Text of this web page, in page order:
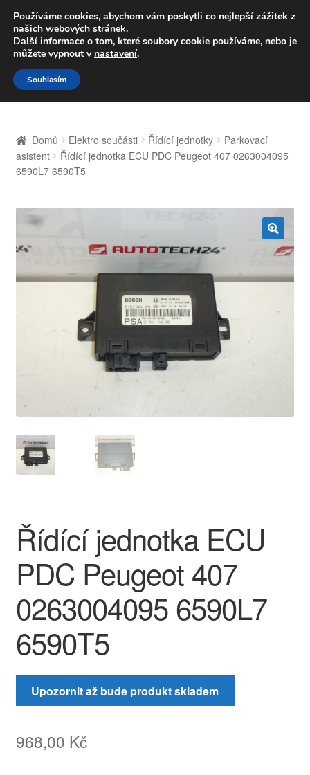
DOPRAVA od 139,-Kč
Volejte po-pá 9-16 704 494 494
Přeskočit
na
navigaci
Přejít
k
obsahu
Celosvětová doprava
Kontakt
Obchodní podmínky
Ochrana osobních údajů
Platby
Reklamační řád
Vrakoviště Citroën
Domů Elektro součásti Řídící jednotky
Parkovací
asistent
Řídící jednotka ECU PDC Peugeot 407 0263004095
6590L7 6590T5
🔍
Řídící jednotka ECU
PDC Peugeot 407
0263004095 6590L7
6590T5
Upozornit až bude produkt skladem
968,00 Kč
Používáme cookies, abychom vám poskytli co nejlepší zážitek z
našich webových stránek.
Další informace o tom, které soubory cookie používáme, nebo je
můžete vypnout v nastavení.
Souhlasím